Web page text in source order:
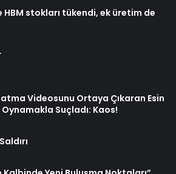
HBM stokları tükendi, ek üretim de
Videosunu Ortaya Çıkaran Esin
Suçladı: Kaos!